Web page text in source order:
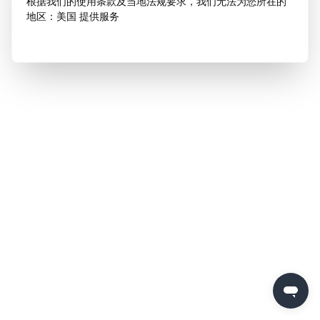
地区：美国 提供服务